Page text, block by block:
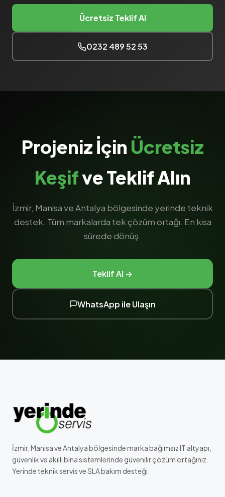
Ücretsiz Teklif Al
0232 489 52 53
Projeniz İçin Ücretsiz
Keşifve Teklif Alın
İzmir, Manisa ve Antalya bölgesinde yerinde teknik
destek. Tüm markalarda tek çözüm ortağı. En kısa
sürede dönüş.
Teklif Al →
WhatsApp ile Ulaşın
İzmir, Manisa ve Antalya bölgesinde marka bağımsız IT altyapı,
güvenlik ve akıllı bina sistemlerinde güvenilir çözüm ortağınız.
Yerinde teknik servis ve SLA bakım desteği.